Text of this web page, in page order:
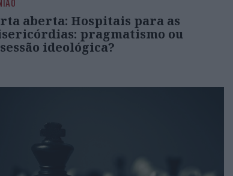
aberta: Hospitais para as
pragmatismo ou
ideológica?